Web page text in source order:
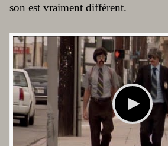
son est vraiment différent.